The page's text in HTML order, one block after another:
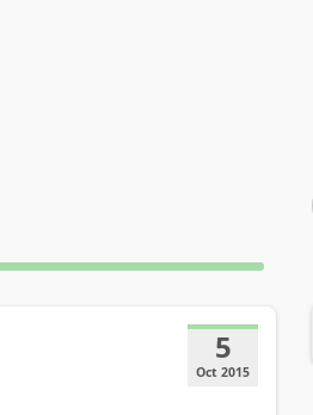
5
Oct 2015